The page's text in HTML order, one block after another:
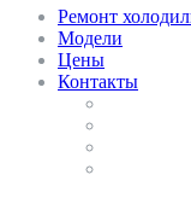
Ремонт
Модели
Цены
Контакты